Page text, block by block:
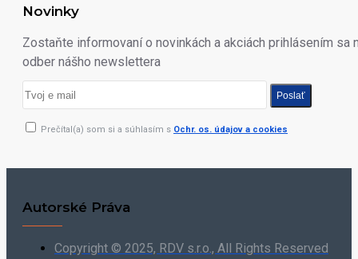
Novinky
Zostaňte informovaní o novinkách a akciách prihlásením sa
odber nášho newslettera
Poslať
Prečítal(a) som si a súhlasím s Ochr. os. údajov a cookies
Autorské Práva
Copyright © 2025, RDV s.r.o., All Rights Reserved